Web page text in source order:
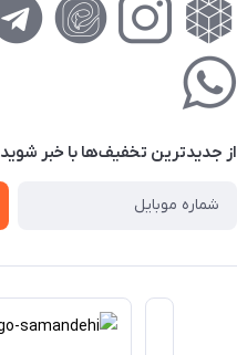
از جدید‌ترین تخفیف‌ها با‌ خبر شوید